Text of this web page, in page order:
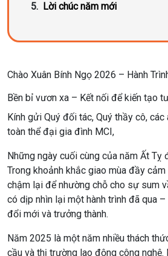
Lời chúc năm mới
Chào Xuân Bính Ngọ 2026 – Hành
Bền bỉ vươn xa – Kết nối để kiến tạo
Kính gửi Quý đối tác, Quý thầy cô, các
toàn thể đại gia đình MCI,
Những ngày cuối cùng của năm Ất Tỵ
Trong khoảnh khắc giao mùa đầy
chậm lại để nhường chỗ cho sự sum
có dịp nhìn lại một hành trình đã qua
đổi mới và trưởng thành.
Năm 2025 là một năm nhiều thách
cầu và thị trường lao động công